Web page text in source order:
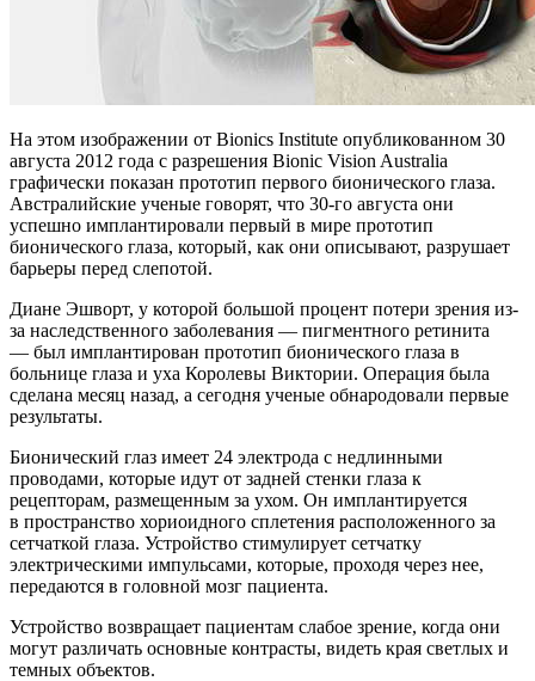
На этом изображении от Bionics Institute опубликованном 30
августа 2012 года с разрешения Bionic Vision Australia
графически показан прототип первого бионического глаза.
Австралийские ученые говорят, что 30-го августа они
успешно имплантировали первый в мире прототип
бионического глаза, который, как они описывают, разрушает
барьеры перед слепотой.
Диане Эшворт, у которой большой процент потери зрения из-
за наследственного заболевания — пигментного ретинита
— был имплантирован прототип бионического глаза в
больнице глаза и уха Королевы Виктории. Операция была
сделана месяц назад, а сегодня ученые обнародовали первые
результаты.
Бионический глаз имеет 24 электрода с недлинными
проводами, которые идут от задней стенки глаза к
рецепторам, размещенным за ухом. Он имплантируется
в пространство хориоидного сплетения расположенного за
сетчаткой глаза. Устройство стимулирует сетчатку
электрическими импульсами, которые, проходя через нее,
передаются в головной мозг пациента.
Устройство возвращает пациентам слабое зрение, когда они
могут различать основные контрасты, видеть края светлых и
темных объектов.